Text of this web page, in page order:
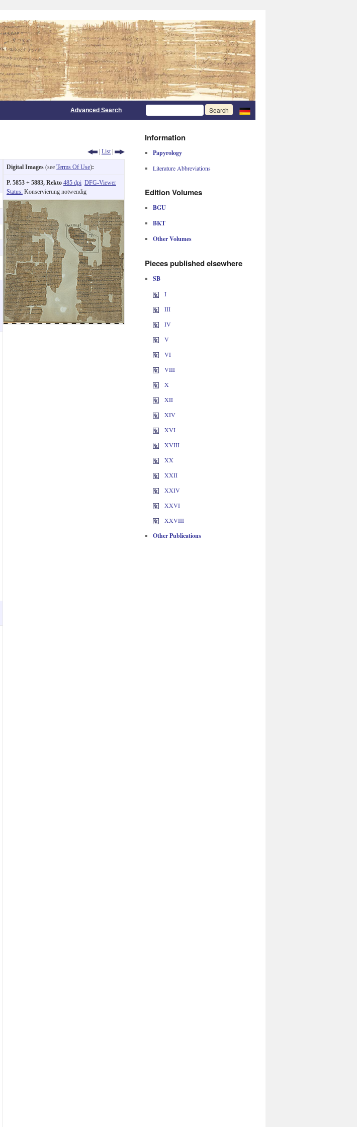
Advanced Search
| List |
Digital Images (see Terms Of Use):
P. 5853 + 5883, Rekto 485 dpi DFG-Viewer
Status: Konservierung notwendig
Information
Papyrology
Literature Abbreviations
Edition Volumes
BGU
BKT
Other Volumes
Pieces published elsewhere
SB
I
III
IV
V
VI
VIII
X
XII
XIV
XVI
XVIII
XX
XXII
XXIV
XXVI
XXVIII
Other Publications